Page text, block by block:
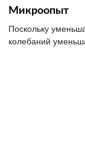
Микроопыт
Поскольку
колебаний